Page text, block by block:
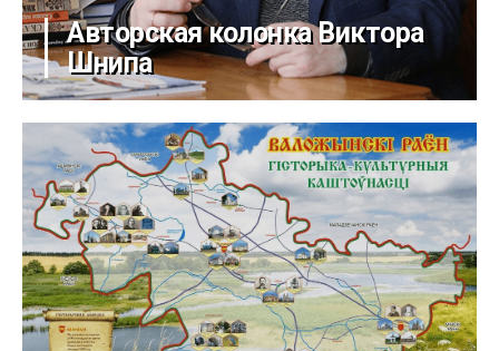
Авторская колонка Виктора
Шнипа